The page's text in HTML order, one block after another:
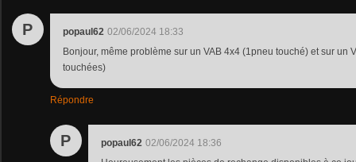
P popaul62 02/06/2024 18:33
Bonjour, même problème sur un VAB 4x4 (1pneu touché) et sur un
touchées)
Répondre
P popaul62 02/06/2024 18:36